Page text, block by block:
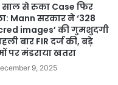
साल से रुका Case फिर
Mann सरकार ने ‘328
images’ की गुमशुदगी
बार FIR दर्ज की, बड़े
पर मंडराया खतरा
9, 2025